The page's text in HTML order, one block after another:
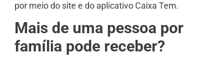
por meio do site e do aplicativo Caixa Tem.
Mais de uma pessoa por
família pode receber?